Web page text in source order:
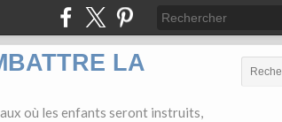
LA
où les enfants seront instruits,